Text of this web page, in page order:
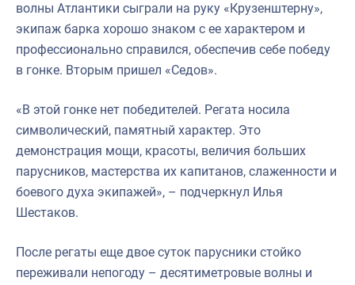
волны Атлантики сыграли на руку «Крузенштерну»,
экипаж барка хорошо знаком с ее характером и
профессионально справился, обеспечив себе победу
в гонке. Вторым пришел «Седов».
«В этой гонке нет победителей. Регата носила
символический, памятный характер. Это
демонстрация мощи, красоты, величия больших
парусников, мастерства их капитанов, слаженности и
боевого духа экипажей», – подчеркнул Илья
Шестаков.
После регаты еще двое суток парусники стойко
переживали непогоду – десятиметровые волны и